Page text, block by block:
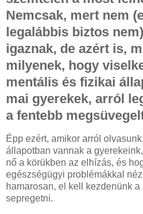
Nemcsak, mert nem
legalábbis biztos
igaznak, de azért is,
milyenek, hogy
mentális és fizikai
mai gyerekek, arról
a fentebb
Épp ezért, amikor arról
állapotban vannak a
nő a körükben az elhízás, és
egészségügyi problémákkal
hamarosan, el kell kezdenünk
sepregetni.